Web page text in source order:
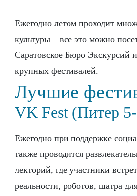
Ежегодно летом проходит
культуры – все это можно
Саратовское Бюро Экскурсий
крупных фестивалей.
Лучшие
VK Fest (Питер
Ежегодно при поддержке
также проводится
лекторий, где участники
реальности, роботов, шатра